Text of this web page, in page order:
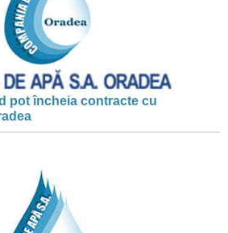
pot încheia contracte cu